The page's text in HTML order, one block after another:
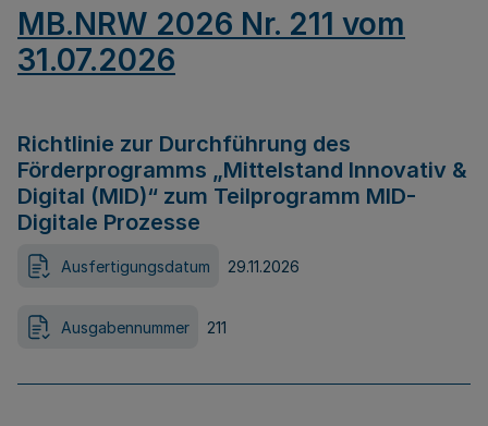
MB.NRW 2026 Nr. 211 vom
31.07.2026
Richtlinie zur Durchführung des
Förderprogramms „Mittelstand Innovativ &
Digital (MID)“ zum Teilprogramm MID-
Digitale Prozesse
Ausfertigungsdatum 29.11.2026
Ausgabennummer 211